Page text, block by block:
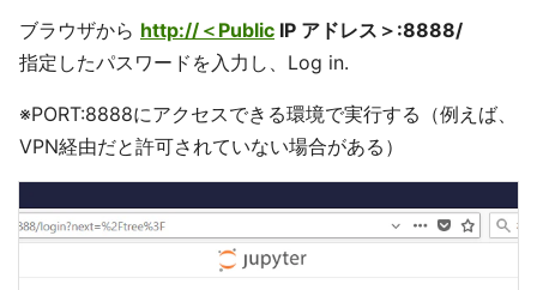
ブラウザから http://＜Public IP アドレス＞:8888/
指定したパスワードを入力し、Log in.
※PORT:8888にアクセスできる環境で実行する（例えば、
VPN経由だと許可されていない場合がある）